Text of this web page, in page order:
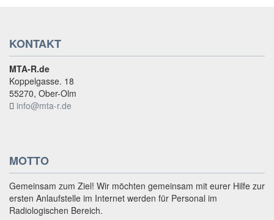
KONTAKT
MTA-R.de
Koppelgasse. 18
55270, Ober-Olm
info@mta-r.de
MOTTO
Gemeinsam zum Ziel! Wir möchten gemeinsam mit eurer Hilfe zur
ersten Anlaufstelle im Internet werden für Personal im
Radiologischen Bereich.